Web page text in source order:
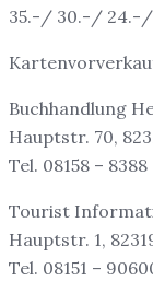
35.-/ 30.-/ 24.-/
Buchhandlung
Hauptstr. 70,
Tel. 08158 – 8388
Tourist
Hauptstr. 1,
Tel. 08151 –